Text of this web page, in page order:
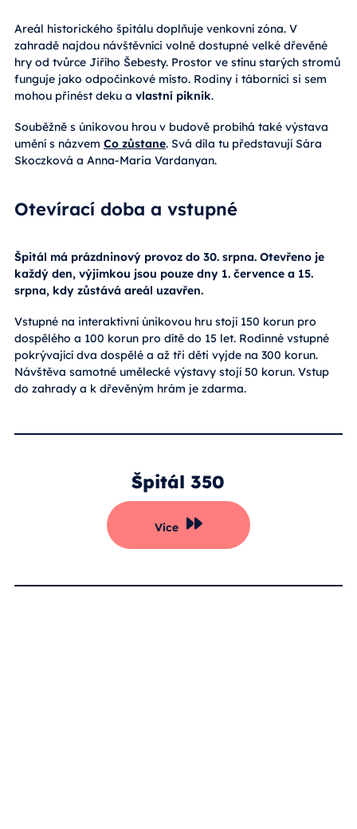
Areál historického špitálu doplňuje venkovní zóna. V
zahradě najdou návštěvníci volně dostupné velké dřevěné
hry od tvůrce Jiřího Šebesty. Prostor ve stínu starých stromů
funguje jako odpočinkové místo. Rodiny i táborníci si sem
mohou přinést deku a vlastní piknik.
Souběžně s únikovou hrou v budově probíhá také výstava
umění s názvem Co zůstane. Svá díla tu představují Sára
Skoczková a Anna-Maria Vardanyan.
Otevírací doba a vstupné
Špitál má prázdninový provoz do 30. srpna. Otevřeno je
každý den, výjimkou jsou pouze dny 1. července a 15.
srpna, kdy zůstává areál uzavřen.
Vstupné na interaktivní únikovou hru stojí 150 korun pro
dospělého a 100 korun pro dítě do 15 let. Rodinné vstupné
pokrývající dva dospělé a až tři děti vyjde na 300 korun.
Návštěva samotné umělecké výstavy stojí 50 korun. Vstup
do zahrady a k dřevěným hrám je zdarma.
Špitál 350
Více